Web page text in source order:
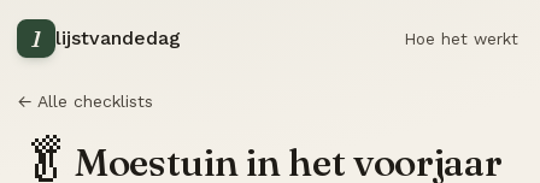
1 lijstvandedag Hoe het werkt
← Alle checklists
🥬 Moestuin in het voorjaar